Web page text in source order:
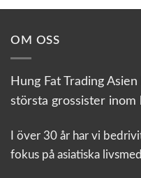
OM OSS
Hung Fat Trading
största grossister inom
I över 30 år har vi
fokus på asiatiska